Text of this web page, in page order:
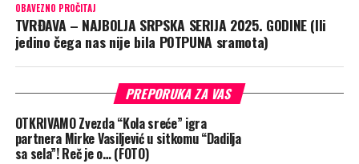
OBAVEZNO PROČITAJ
TVRĐAVA – NAJBOLJA SRPSKA SERIJA 2025. GODINE (Ili
jedino čega nas nije bila POTPUNA sramota)
PREPORUKA ZA VAS
OTKRIVAMO Zvezda “Kola sreće” igra
partnera Mirke Vasiljević u sitkomu “Dadilja
sa sela”! Reč je o… (FOTO)